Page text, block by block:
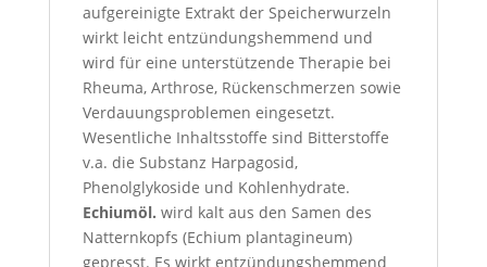
aufgereinigte Extrakt der Speicherwurzeln
wirkt leicht entzündungshemmend und
wird für eine unterstützende Therapie bei
Rheuma, Arthrose, Rückenschmerzen sowie
Verdauungsproblemen eingesetzt.
Wesentliche Inhaltsstoffe sind Bitterstoffe
v.a. die Substanz Harpagosid,
Phenolglykoside und Kohlenhydrate.
Echiumöl. wird kalt aus den Samen des
Natternkopfs (Echium plantagineum)
gepresst. Es wirkt entzündungshemmend